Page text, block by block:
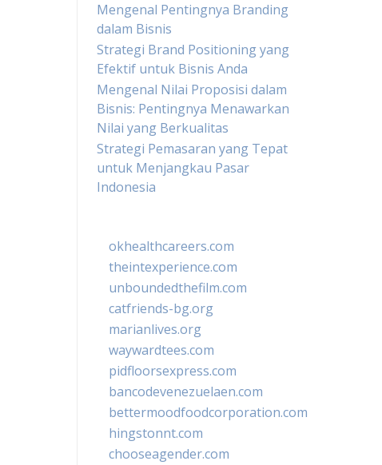
Mengenal Pentingnya Branding
dalam Bisnis
Strategi Brand Positioning yang
Efektif untuk Bisnis Anda
Mengenal Nilai Proposisi dalam
Bisnis: Pentingnya Menawarkan
Nilai yang Berkualitas
Strategi Pemasaran yang Tepat
untuk Menjangkau Pasar
Indonesia
okhealthcareers.com
theintexperience.com
unboundedthefilm.com
catfriends-bg.org
marianlives.org
waywardtees.com
pidfloorsexpress.com
bancodevenezuelaen.com
bettermoodfoodcorporation.com
hingstonnt.com
chooseagender.com